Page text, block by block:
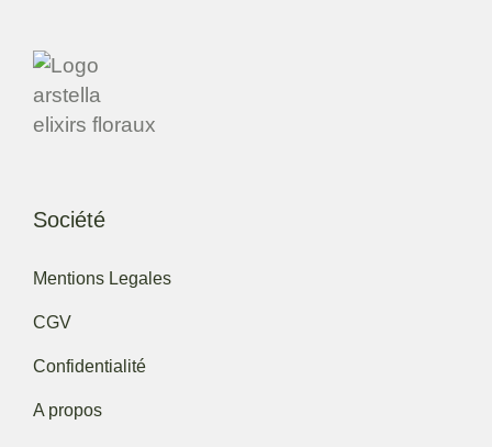
Société
Mentions Legales
CGV
Confidentialité
A propos